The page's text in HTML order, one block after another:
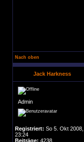
Nach oben
Jack Harkness
Admin
Registriert: So 5. Okt 2008,
23:24
Beiträge: 4238